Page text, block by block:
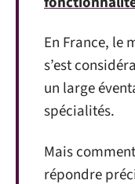
En France, le
s’est
un large
spécialités.
Mais
répondre